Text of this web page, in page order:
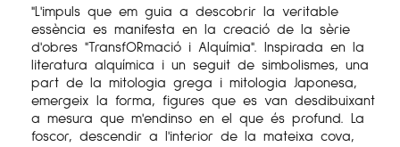
"L'impuls que em guia a descobrir la veritable
essència es manifesta en la creació de la sèrie
d'obres "TransfORmació i Alquímia". Inspirada en la
literatura alquímica i un seguit de simbolismes, una
part de la mitologia grega i mitologia Japonesa,
emergeix la forma, figures que es van desdibuixant
a mesura que m'endinso en el que és profund. La
foscor, descendir a l'interior de la mateixa cova,